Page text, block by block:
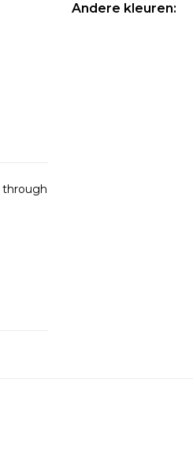
through
Andere kleuren: